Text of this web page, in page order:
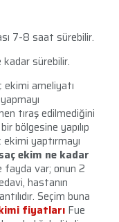
7-8 saat sürebilir.
sürebilir.
ekimi ameliyatı
tıraş edilmediğini
bölgesine yapılıp
ekimi yaptırmayı
ekim ne kadar
fayda var; onun 2
hastanın
Seçim buna
fiyatları Fue